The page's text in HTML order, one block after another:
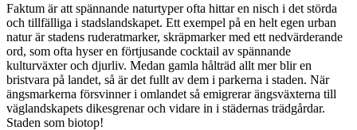
Faktum är att spännande naturtyper ofta hittar en nisch i det störda
och tillfälliga i stadslandskapet. Ett exempel på en helt egen urban
natur är stadens ruderatmarker, skräpmarker med ett nedvärderande
ord, som ofta hyser en förtjusande cocktail av spännande
kulturväxter och djurliv. Medan gamla hålträd allt mer blir en
bristvara på landet, så är det fullt av dem i parkerna i staden. När
ängsmarkerna försvinner i omlandet så emigrerar ängsväxterna till
väglandskapets dikesgrenar och vidare in i städernas trädgårdar.
Staden som biotop!